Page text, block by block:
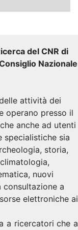
del CNR di
Nazionale
attività dei
operano presso il
anche ad utenti
specialistiche sia
storia,
nuovi
consultazione a
elettroniche ai
a ricercatori che a